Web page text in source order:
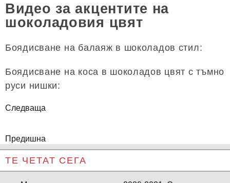
Видео за акцентите на
шоколадовия цвят
Боядисване на балаяж в шоколадов стил:
Боядисване на коса в шоколадов цвят с тъмно
руси нишки:
Следваща
Предишна
ТЕ ЧЕТАТ СЕГА